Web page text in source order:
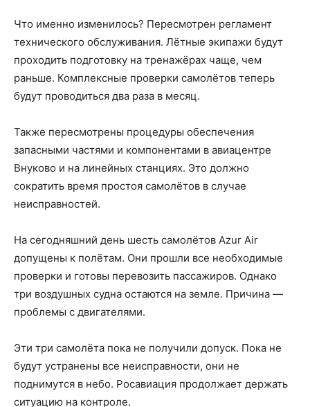
Что именно изменилось? Пересмотрен регламент
технического обслуживания. Лётные экипажи будут
проходить подготовку на тренажёрах чаще, чем
раньше. Комплексные проверки самолётов теперь
будут проводиться два раза в месяц.
Также пересмотрены процедуры обеспечения
запасными частями и компонентами в авиацентре
Внуково и на линейных станциях. Это должно
сократить время простоя самолётов в случае
неисправностей.
На сегодняшний день шесть самолётов Azur Air
допущены к полётам. Они прошли все необходимые
проверки и готовы перевозить пассажиров. Однако
три воздушных судна остаются на земле. Причина —
проблемы с двигателями.
Эти три самолёта пока не получили допуск. Пока не
будут устранены все неисправности, они не
поднимутся в небо. Росавиация продолжает держать
ситуацию на контроле.